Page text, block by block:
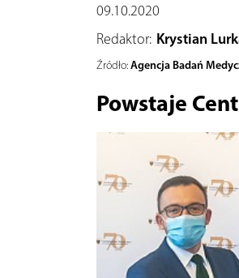
09.10.2020
Redaktor: Krystian
Źródło: Agencja Badań
Powstaje